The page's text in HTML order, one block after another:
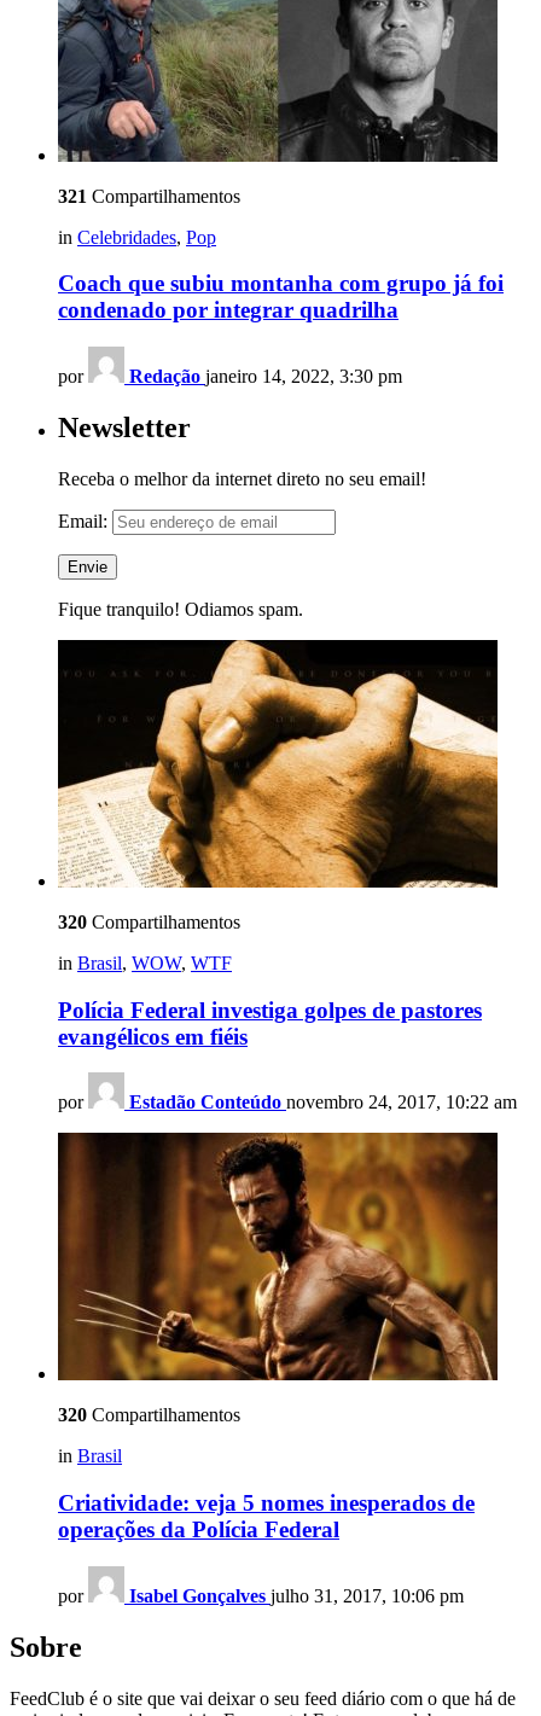
321 Compartilhamentos
in Celebridades, Pop
Coach que subiu montanha com grupo já foi
condenado por integrar quadrilha
por Redação janeiro 14, 2022, 3:30 pm
Newsletter
Receba o melhor da internet direto no seu email!
Email:
Fique tranquilo! Odiamos spam.
320 Compartilhamentos
in Brasil, WOW, WTF
Polícia Federal investiga golpes de pastores
evangélicos em fiéis
por Estadão Conteúdo novembro 24, 2017, 10:22 am
320 Compartilhamentos
in Brasil
Criatividade: veja 5 nomes inesperados de
operações da Polícia Federal
por Isabel Gonçalves julho 31, 2017, 10:06 pm
Sobre
FeedClub é o site que vai deixar o seu feed diário com o que há de